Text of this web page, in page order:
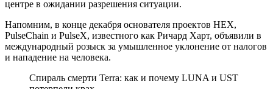
центре в ожидании разрешения ситуации.
Напомним, в конце декабря основателя проектов HEX,
PulseChain и PulseX, известного как Ричард Харт, объявили в
международный розыск за умышленное уклонение от налогов
и нападение на человека.
Спираль смерти Terra: как и почему LUNA и UST